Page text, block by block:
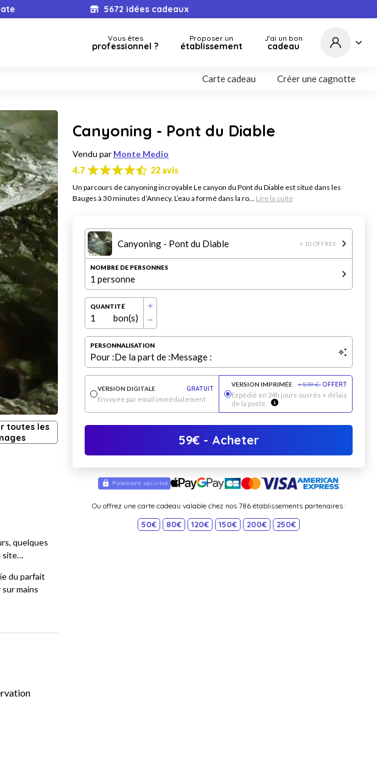
5672 idées cadeaux
Vous êtes
professionnel ?
Proposer un
établissement
J'ai un bon
cadeau
Carte cadeau Créer une cagnotte
toutes les
Canyoning - Pont du Diable
Vendu par Monte Medio
4.7
22 avis
Un parcours de canyoning incroyable Le canyon du Pont du Diable est situé dans les
Bauges à 30 minutes d’Annecy. L’eau a formé dans la ro... Lire la suite
Canyoning - Pont du Diable + 10 OFFRES
NOMBRE DE PERSONNES
1 personne
QUANTITÉ
1 bon(s)
PERSONNALISATION
Pour :De la part de :Message :
VERSION DIGITALE
GRATUIT
Envoyée par email immédiatement
VERSION IMPRIMÉE +5.99 € OFFERT
Expédié en 24h jours ouvrés + délais
de la poste.
59€- Acheter
Ou offrez une carte cadeau valable chez nos 786 établissements partenaires :
50€ 80€ 120€ 150€ 200€ 250€
quelques
site…
du parfait
mains